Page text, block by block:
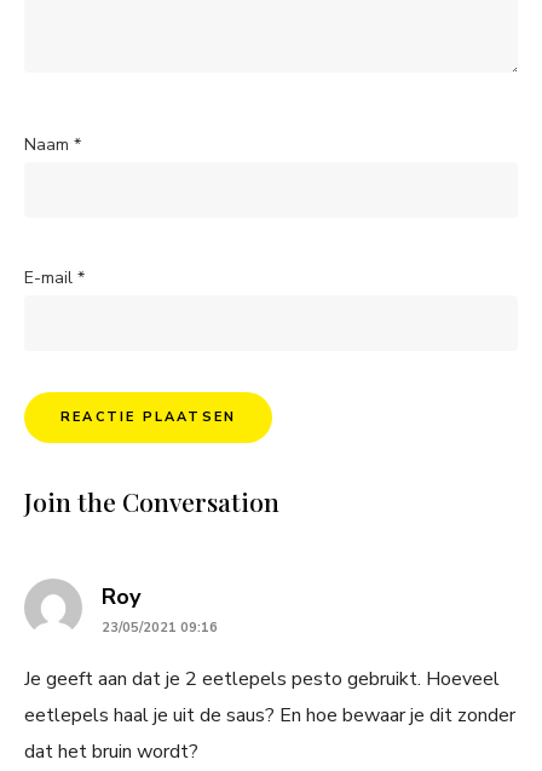
Naam *
E-mail *
Join the Conversation
Roysays:
23/05/2021 09:16
Je geeft aan dat je 2 eetlepels pesto gebruikt. Hoeveel
eetlepels haal je uit de saus? En hoe bewaar je dit zonder
dat het bruin wordt?